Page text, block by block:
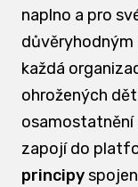
naplno a pro
důvěryhodným
každá
ohrožených
osamostatnění
zapojí do
principy